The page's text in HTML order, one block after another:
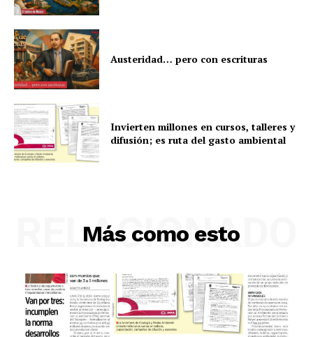
Austeridad… pero con escrituras
Invierten millones en cursos, talleres y
difusión; es ruta del gasto ambiental
Más como esto
RELACIONADO